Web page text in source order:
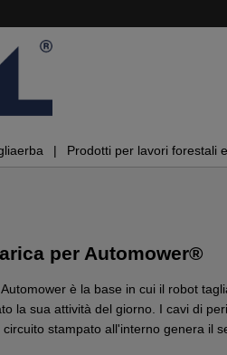
Prodotti per lavori forestali
per Automower®
è la base in cui il robot
la sua attività del giorno. I cavi di
stampato all'interno genera il